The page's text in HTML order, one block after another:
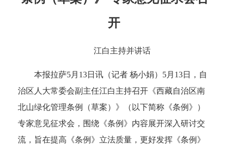
开
江白主持并讲话
本报拉萨5月13日讯（记者 杨小娟）5月13日，自
治区人大常委会副主任江白主持召开《西藏自治区南
北山绿化管理条例（草案）》（以下简称《条例》）
专家意见征求会，围绕《条例》内容展开深入研讨交
流，旨在提高《条例》立法质量，更好发挥《条例》